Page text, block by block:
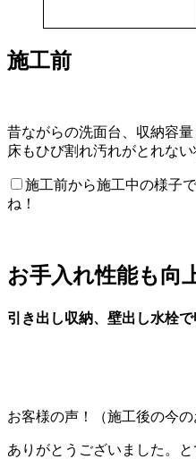
施工前
昔ながらの洗面台、収納容
床もひび割れ汚れがとれな
施工前から施工中の様子
ね！
お手入れ性能も向
引き出し収納、壁出し水栓で
お客様の声！（施工後の今の
ありがとうございました。